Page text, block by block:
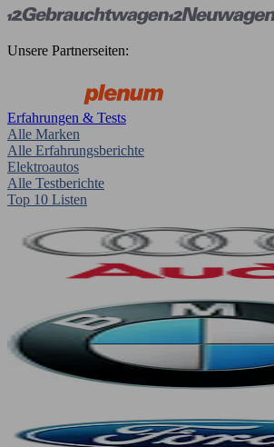
Unsere Partnerseiten:
Erfahrungen & Tests
Alle Marken
Alle Erfahrungsberichte
Elektroautos
Alle Testberichte
Top 10 Listen